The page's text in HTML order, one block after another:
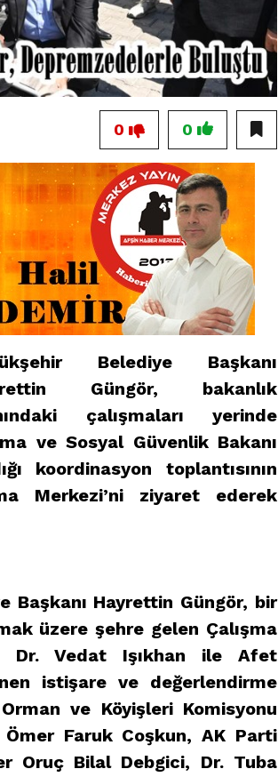
0
0
Belediye Başkanı
Güngör, bakanlık
çalışmaları yerinde
ve Sosyal Güvenlik Bakanı
koordinasyon toplantısının
Merkezi’ni ziyaret ederek
Başkanı Hayrettin Güngör, bir
üzere şehre gelen Çalışma
Dr. Vedat Işıkhan ile Afet
istişare ve değerlendirme
ve Köyişleri Komisyonu
Faruk Coşkun, AK Parti
Oruç Bilal Debgici, Dr. Tuba